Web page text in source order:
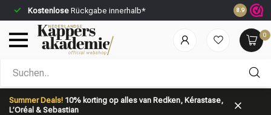
Kostenlose Rückgabe innerhalb* Vor 23:59
8.9
0
Summer Deals! 10% korting op alles van Redken, Kérastase,
L’Oréal & Sebastian
Nach welcher Kategorie suchst du?